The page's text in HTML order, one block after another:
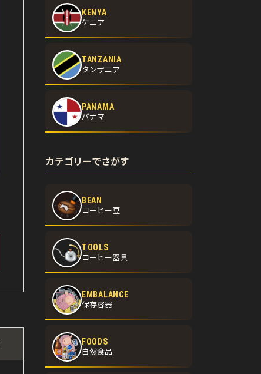
KENYA
ケニア
TANZANIA
タンザニア
PANAMA
パナマ
カテゴリーでさがす
BEAN
コーヒー豆
TOOLS
コーヒー器具
EMBALANCE
保存容器
FOODS
自然食品